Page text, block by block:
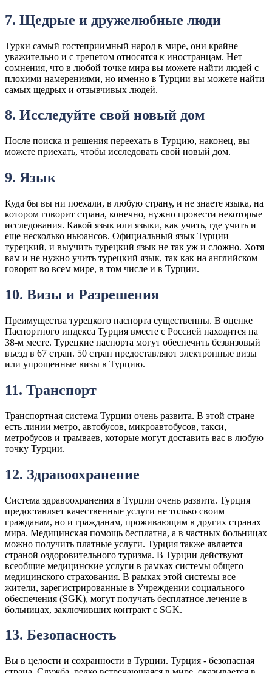
7. Щедрые и дружелюбные люди
Турки самый гостеприимный народ в мире, они крайне
уважительно и с трепетом относятся к иностранцам. Нет
сомнения, что в любой точке мира вы можете найти людей с
плохими намерениями, но именно в Турции вы можете найти
самых щедрых и отзывчивых людей.
8. Исследуйте свой новый дом
После поиска и решения переехать в Турцию, наконец, вы
можете приехать, чтобы исследовать свой новый дом.
9. Язык
Куда бы вы ни поехали, в любую страну, и не знаете языка, на
котором говорит страна, конечно, нужно провести некоторые
исследования. Какой язык или языки, как учить, где учить и
еще несколько ньюансов. Официальный язык Турции
турецкий, и выучить турецкий язык не так уж и сложно. Хотя
вам и не нужно учить турецкий язык, так как на английском
говорят во всем мире, в том числе и в Турции.
10. Визы и Разрешения
Преимущества турецкого паспорта существенны. В оценке
Паспортного индекса Турция вместе с Россией находится на
38-м месте. Турецкие паспорта могут обеспечить безвизовый
въезд в 67 стран. 50 стран предоставляют электронные визы
или упрощенные визы в Турцию.
11. Транспорт
Транспортная система Турции очень развита. В этой стране
есть линии метро, ​​автобусов, микроавтобусов, такси,
метробусов и трамваев, которые могут доставить вас в любую
точку Турции.
12. Здравоохранение
Система здравоохранения в Турции очень развита. Турция
предоставляет качественные услуги не только своим
гражданам, но и гражданам, проживающим в других странах
мира. Медицинская помощь бесплатна, а в частных больницах
можно получить платные услуги. Турция также является
страной оздоровительного туризма. В Турции действуют
всеобщие медицинские услуги в рамках системы общего
медицинского страхования. В рамках этой системы все
жители, зарегистрированные в Учреждении социального
обеспечения (SGK), могут получать бесплатное лечение в
больницах, заключивших контракт с SGK.
13. Безопасность
Вы в целости и сохранности в Турции. Турция - безопасная